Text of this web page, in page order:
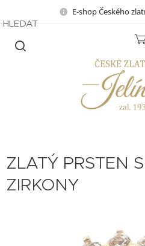
E-shop Českého
HLEDAT
ZLATÝ PRSTEN
ZIRKONY